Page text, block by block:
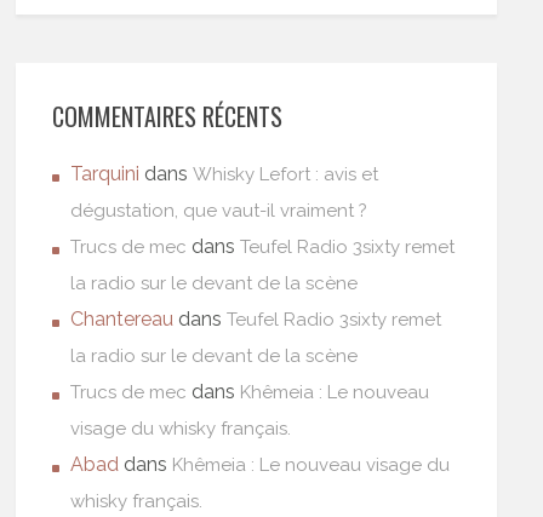
COMMENTAIRES RÉCENTS
Tarquini dansWhisky Lefort : avis et
dégustation, que vaut-il vraiment ?
Trucs de mec dansTeufel Radio 3sixty remet
la radio sur le devant de la scène
Chantereau dansTeufel Radio 3sixty remet
la radio sur le devant de la scène
Trucs de mec dans Khêmeia : Le nouveau
visage du whisky français.
Abad dans Khêmeia : Le nouveau visage du
whisky français.